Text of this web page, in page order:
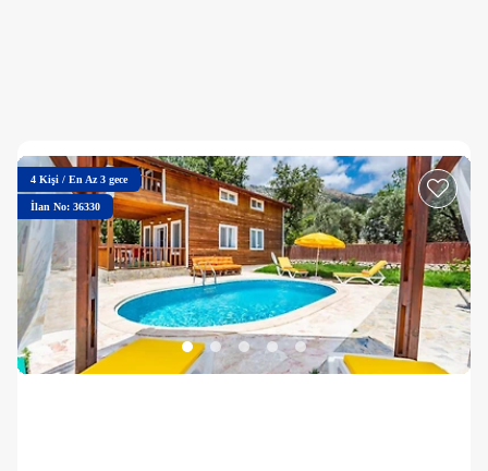
4 Kişi / En Az 3 gece
İlan No: 36330